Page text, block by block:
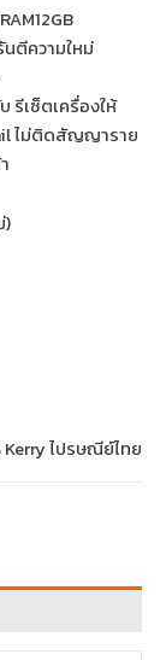
นตีความใหม่
รีเซ็ตเครื่องให้
ไม่ติดสัญญาราย
)
ไปรษณีย์ไทย